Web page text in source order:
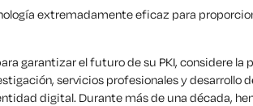
extremadamente eficaz para
garantizar el futuro de su PKI, considere la
servicios profesionales y desarrollo
digital. Durante más de una década,